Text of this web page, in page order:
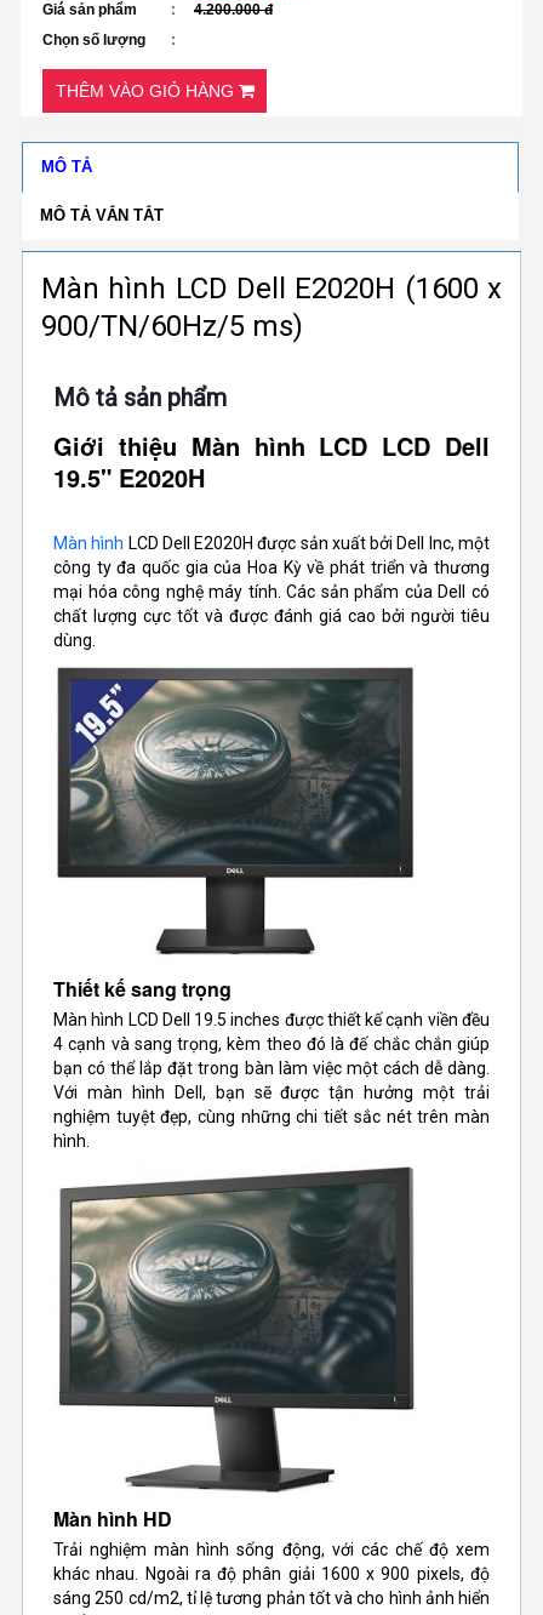
Giá sản phẩm
4.200.000 đ
Chọn số lượng
THÊM VÀO GIỎ HÀNG
MÔ TẢ
MÔ TẢ VẮN TẮT
Màn hình LCD Dell E2020H (1600 x
900/TN/60Hz/5 ms)
Mô tả sản phẩm
Giới thiệu Màn hình LCD LCD Dell
19.5" E2020H
Màn hình LCD Dell E2020H được sản xuất bởi Dell Inc, một
công ty đa quốc gia của Hoa Kỳ về phát triển và thương
mại hóa công nghệ máy tính. Các sản phẩm của Dell có
chất lượng cực tốt và được đánh giá cao bởi người tiêu
dùng.
Thiết kế sang trọng
Màn hình LCD Dell 19.5 inches được thiết kế cạnh viền đều
4 cạnh và sang trọng, kèm theo đó là đế chắc chắn giúp
bạn có thể lắp đặt trong bàn làm việc một cách dễ dàng.
Với màn hình Dell, bạn sẽ được tận hưởng một trải
nghiệm tuyệt đẹp, cùng những chi tiết sắc nét trên màn
hình.
Màn hình HD
Trải nghiệm màn hình sống động, với các chế độ xem
khác nhau. Ngoài ra độ phân giải 1600 x 900 pixels, độ
sáng 250 cd/m2, tỉ lệ tương phản tốt và cho hình ảnh hiển